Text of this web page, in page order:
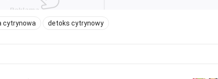
cytrynowa detoks cytrynowy